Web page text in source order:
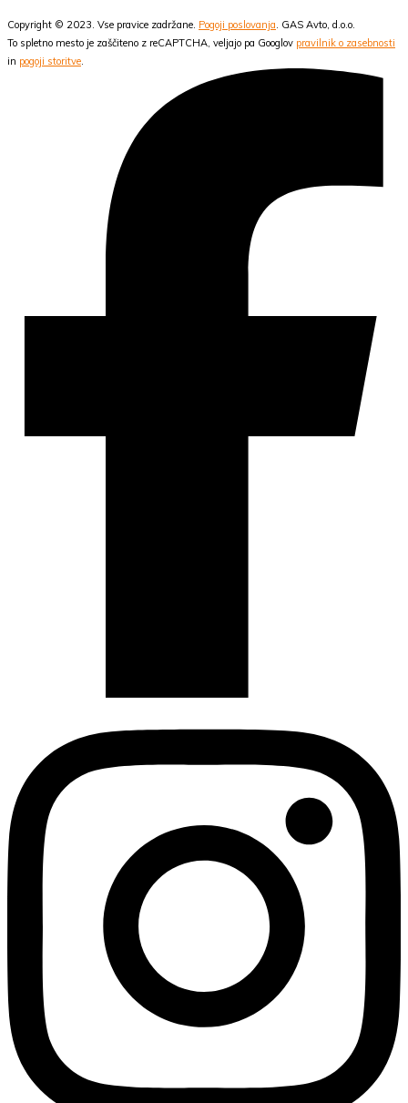
Copyright © 2023. Vse pravice zadržane. Pogoji poslovanja . GAS Avto, d.o.o.
To spletno mesto je zaščiteno z reCAPTCHA, veljajo pa Googlov pravilnik o zasebnosti
in pogoji storitve